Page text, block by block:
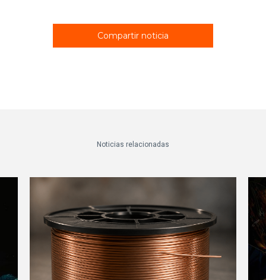
Compartir noticia
Noticias relacionadas